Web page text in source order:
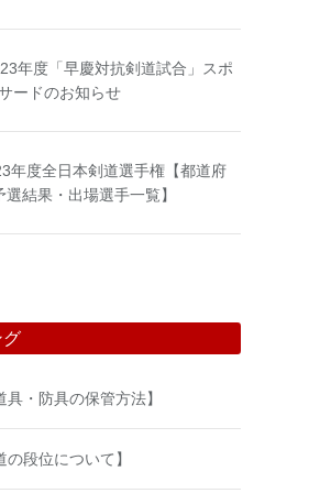
年度「早慶対抗剣道試合」スポ
ードのお知らせ
年度全日本剣道選手権【都道府
選結果・出場選手一覧】
グ
具・防具の保管方法】
の段位について】